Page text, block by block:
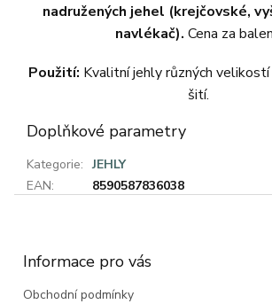
nadružených jehel (krejčovské,
navlékač). Cena za
Použití: Kvalitní jehly různých velikostí
šití.
Doplňkové parametry
Kategorie: JEHLY
EAN: 8590587836038
Informace pro vás
Obchodní podmínky